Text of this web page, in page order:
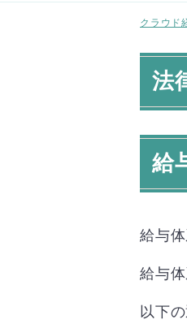
クラウド
法
給
給与
給与
以下